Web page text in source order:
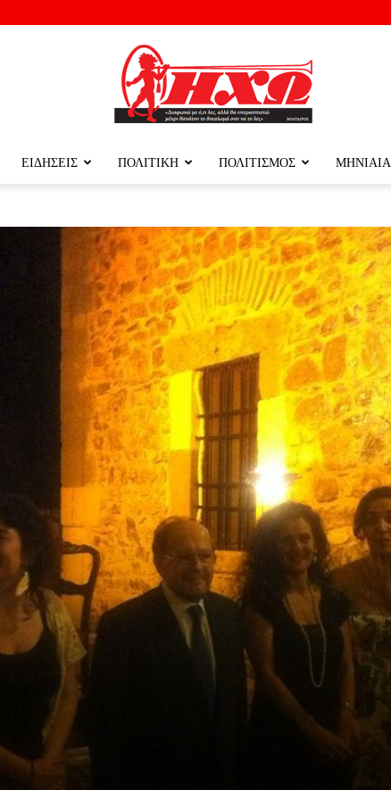
ΤΗΣ
ΠΟΛΗΣ
ΕΙΔΗΣΕΙΣ ΠΟΛΙΤΙΚΗ ΠΟΛΙΤΙΣΜΟΣ ΜΗΝΙΑΙΑ